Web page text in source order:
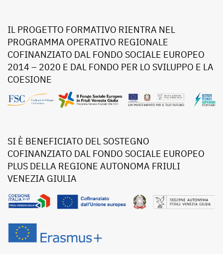
IL PROGETTO FORMATIVO RIENTRA NEL
PROGRAMMA OPERATIVO REGIONALE
COFINANZIATO DAL FONDO SOCIALE EUROPEO
2014 – 2020 E DAL FONDO PER LO SVILUPPO E LA
COESIONE
SI È BENEFICIATO DEL SOSTEGNO
COFINANZIATO DAL FONDO SOCIALE EUROPEO
PLUS DELLA REGIONE AUTONOMA FRIULI
VENEZIA GIULIA